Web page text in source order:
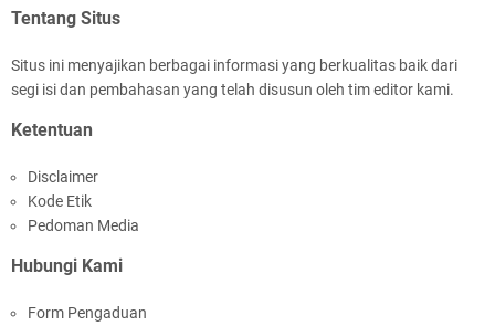
Ada sejumlah pertanyaan kepada Anda dan jawablah dengan
mengikuti ust. K …
Anonymous
Anonymous
It has proved a key customer retention tool for sports activities
Tentang Situs
Situs ini menyajikan berbagai informasi yang berkualitas baik dari
segi isi dan pembahasan yang telah disusun oleh tim editor kami.
Ketentuan
Disclaimer
Kode Etik
Pedoman Media
Hubungi Kami
Form Pengaduan